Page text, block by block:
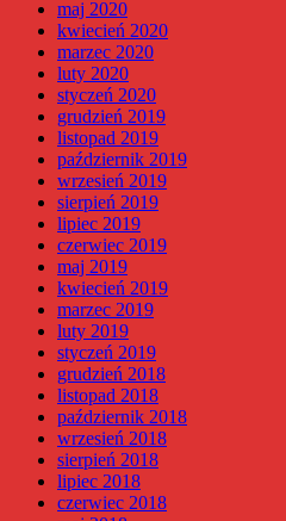
maj 2020
kwiecień 2020
marzec 2020
luty 2020
styczeń 2020
grudzień 2019
listopad 2019
październik 2019
wrzesień 2019
sierpień 2019
lipiec 2019
czerwiec 2019
maj 2019
kwiecień 2019
marzec 2019
luty 2019
styczeń 2019
grudzień 2018
listopad 2018
październik 2018
wrzesień 2018
sierpień 2018
lipiec 2018
czerwiec 2018